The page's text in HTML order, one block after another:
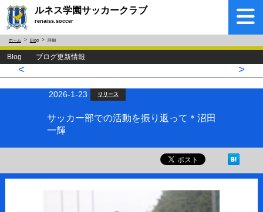
ルネス学園サッカークラブ
renaiss.soccer
ホーム Blog 詳細
Blog ブログ更新情報
< >
2026-1-23 リリース
サッカー部での活動を振り返って＊沼田
一輝